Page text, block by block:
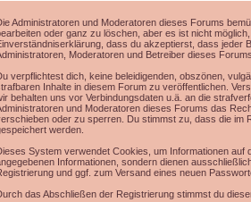
Administratoren und Moderatoren dieses Forums
oder ganz zu löschen, aber es ist nicht
dass du akzeptierst, dass jeder
Moderatoren und Betreiber dieses
verpflichtest dich, keine beleidigenden, obszönen,
Inhalte in diesem Forum zu veröffentlichen.
behalten uns vor Verbindungsdaten u.ä. an die
und Moderatoren dieses Forums das
oder zu sperren. Du stimmst zu, dass die im
werden.
System verwendet Cookies, um Informationen
Informationen, sondern dienen
und ggf. zum Versand eines neuen
das Abschließen der Registrierung stimmst du